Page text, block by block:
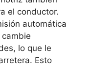
el conductor.
automática
lo que le
Esto